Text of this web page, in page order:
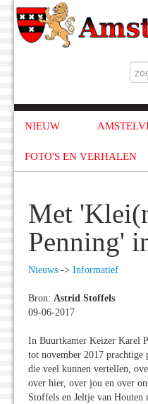
NIEUW
FOTO'S EN VERHALEN
Met
Penning'
Nieuws -> Informatief
Bron: Astrid Stoffels
09-06-2017
In Buurtkamer Keizer Karel
tot november 2017 prachtige
die veel kunnen vertellen,
over hier, over jou en over
Stoffels en Jeltje van Houten